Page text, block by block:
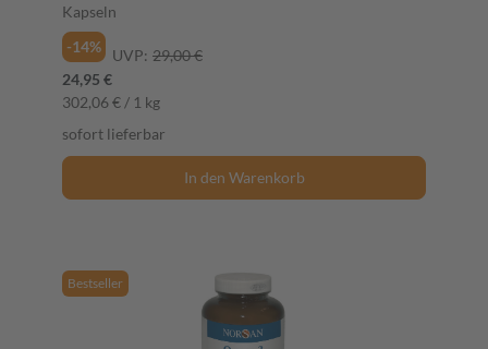
Kapseln
-14%
UVP: 29,00 €
24,95 €
302,06 € / 1 kg
sofort lieferbar
In den Warenkorb
Bestseller